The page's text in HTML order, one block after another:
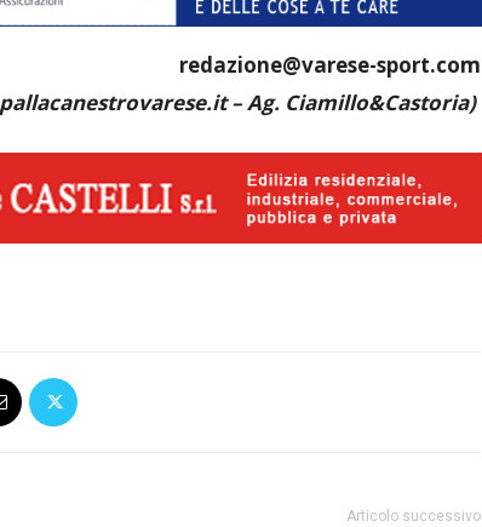
redazione@varese-sport.com
– Ag. Ciamillo&Castoria)
Articolo successivo